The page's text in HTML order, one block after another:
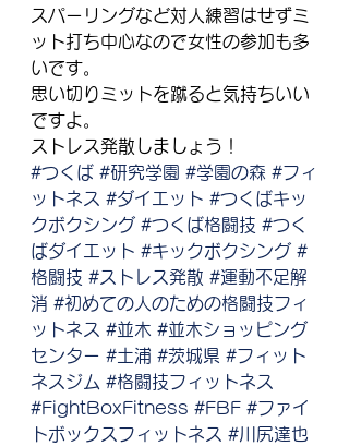
スパーリングなど対人練習はせずミ
ット打ち中心なので女性の参加も多
いです。
思い切りミットを蹴ると気持ちいい
ですよ。
ストレス発散しましょう！
#つくば #研究学園 #学園の森 #フィ
ットネス #ダイエット #つくばキッ
クボクシング #つくば格闘技 #つく
ばダイエット #キックボクシング #
格闘技 #ストレス発散 #運動不足解
消 #初めての人のための格闘技フィ
ットネス #並木 #並木ショッピング
センター #土浦 #茨城県 #フィット
ネスジム #格闘技フィットネス
#FightBoxFitness #FBF #ファイ
トボックスフィットネス #川尻達也